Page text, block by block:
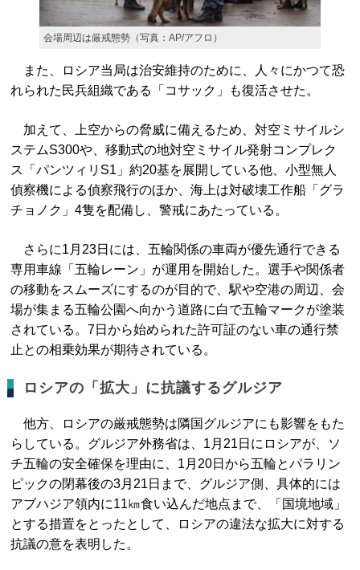
会場周辺は厳戒態勢（写真：AP/アフロ）
また、ロシア当局は治安維持のために、人々にかつて恐
れられた民兵組織である「コサック」も復活させた。
加えて、上空からの脅威に備えるため、対空ミサイルシ
ステムS300や、移動式の地対空ミサイル発射コンプレク
ス「パンツィリS1」約20基を展開している他、小型無人
偵察機による偵察飛行のほか、海上は対破壊工作船「グラ
チョノク」4隻を配備し、警戒にあたっている。
さらに1月23日には、五輪関係の車両が優先通行できる
専用車線「五輪レーン」が運用を開始した。選手や関係者
の移動をスムーズにするのが目的で、駅や空港の周辺、会
場が集まる五輪公園へ向かう道路に白で五輪マークが塗装
されている。7日から始められた許可証のない車の通行禁
止との相乗効果が期待されている。
ロシアの「拡大」に抗議するグルジア
他方、ロシアの厳戒態勢は隣国グルジアにも影響をもた
らしている。グルジア外務省は、1月21日にロシアが、ソ
チ五輪の安全確保を理由に、1月20日から五輪とパラリン
ピックの閉幕後の3月21日まで、グルジア側、具体的には
アブハジア領内に11㎞食い込んだ地点まで、「国境地域」
とする措置をとったとして、ロシアの違法な拡大に対する
抗議の意を表明した。